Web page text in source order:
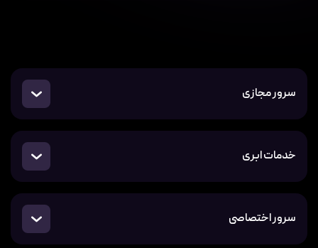
سرور مجازی
خدمات ابری
سرور اختصاصی